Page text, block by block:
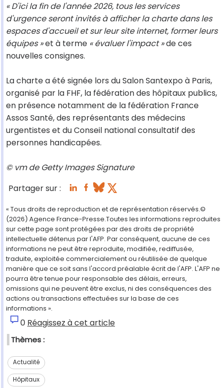
« D'ici la fin de l'année 2026, tous les services
d'urgence seront invités à afficher la charte dans les
espaces d'accueil et sur leur site internet, former leurs
équipes »et à terme « évaluer l'impact »de ces
nouvelles consignes.
La charte a été signée lors du Salon Santexpo à Paris,
organisé par la FHF, la fédération des hôpitaux publics,
en présence notamment de la fédération France
Assos Santé, des représentants des médecins
urgentistes et du Conseil national consultatif des
personnes handicapées.
© vm de Getty Images Signature
Partager sur :
« Tous droits de reproduction et de représentation réservés.©
(2026) Agence France-Presse.Toutes les informations reproduites
sur cette page sont protégées par des droits de propriété
intellectuelle détenus par l'AFP. Par conséquent, aucune de ces
informations ne peut être reproduite, modifiée, rediffusée,
traduite, exploitée commercialement ou réutilisée de quelque
manière que ce soit sans l'accord préalable écrit de l'AFP. L'AFP ne
pourra être tenue pour responsable des délais, erreurs,
omissions qui ne peuvent être exclus, ni des conséquences des
actions ou transactions effectuées sur la base de ces
informations ».
0 Réagissez à cet article
Thèmes :
Actualité
Hôpitaux